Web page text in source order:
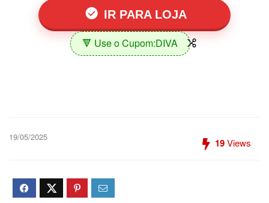
IR PARA LOJA
🔻 Use o Cupom:DIVA
19/05/2025 19Views